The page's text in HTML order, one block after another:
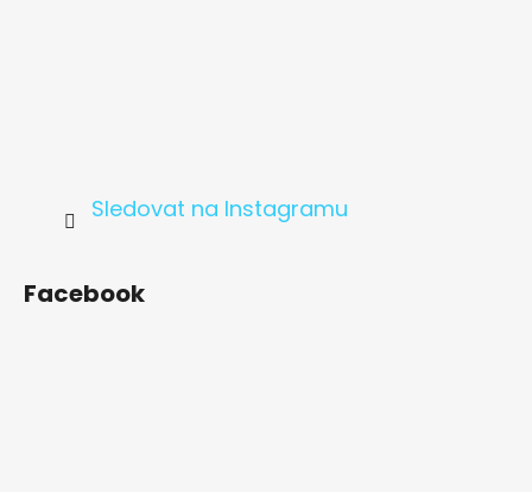
Sledovat na Instagramu
Facebook